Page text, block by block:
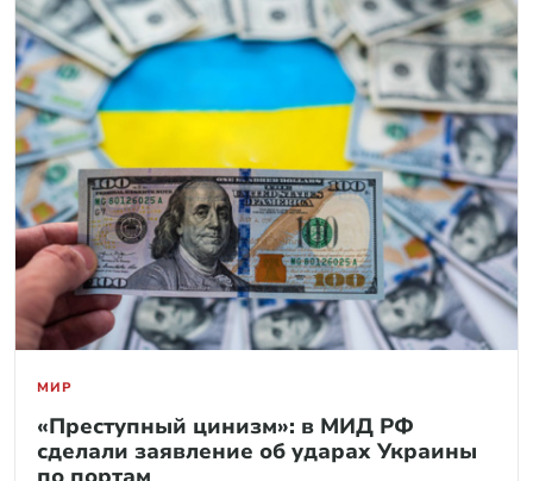
МИР
«Преступный цинизм»: в МИД РФ
сделали заявление об ударах Украины